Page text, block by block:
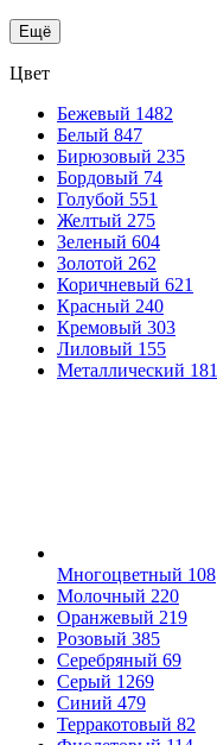
Ещё
Цвет
Бежевый 1482
Белый 847
Бирюзовый 235
Бордовый 74
Голубой 551
Желтый 275
Зеленый 604
Золотой 262
Коричневый 621
Красный 240
Кремовый 303
Лиловый 155
Металлический 181
Многоцветный 108
Молочный 220
Оранжевый 219
Розовый 385
Серебряный 69
Серый 1269
Синий 479
Терракотовый 82